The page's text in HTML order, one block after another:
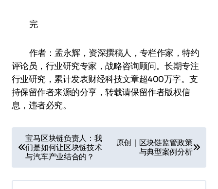
完
作者：孟永辉，资深撰稿人，专栏作家，特约
评论员，行业研究专家，战略咨询顾问。长期专注
行业研究，累计发表财经科技文章超400万字。支
持保留作者来源的分享，转载请保留作者版权信
息，违者必究。
章
导
航
宝马区块链负责人：我
们是如何让区块链技术
与汽车产业结合的？
原创｜区块链监管政策
与典型案例分析